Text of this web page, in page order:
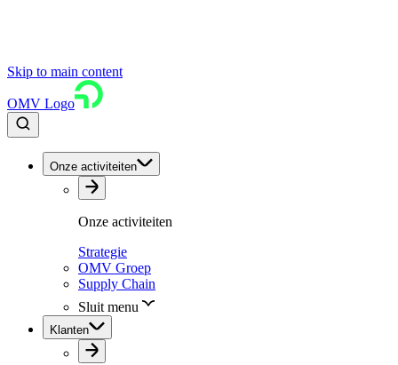
Skip to main content
OMV Logo
Onze activiteiten
Onze activiteiten
Strategie
OMV Groep
Supply Chain
Sluit menu
Klanten